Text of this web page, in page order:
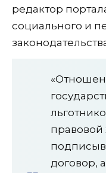
редактор
социального и
правовой
договор,